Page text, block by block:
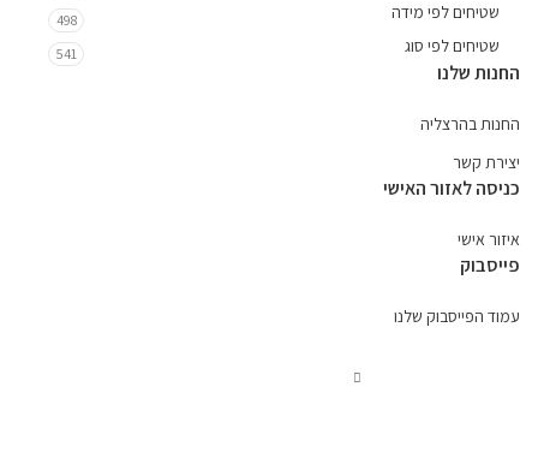
שטיחים לפי מידה 498
שטיחים לפי סוג 541
החנות שלנו
החנות בהרצליה
יצירת קשר
כניסה לאזור האישי
איזור אישי
פייסבוק
עמוד הפייסבוק שלנו